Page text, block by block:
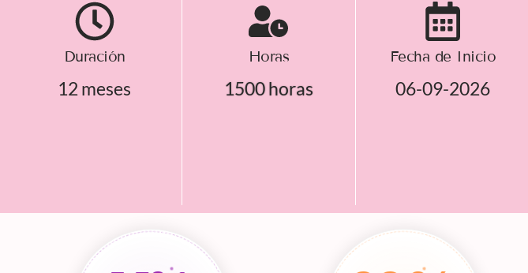
Duración
12 meses
Horas
1500 horas
Fecha de Inicio
06-09-2026